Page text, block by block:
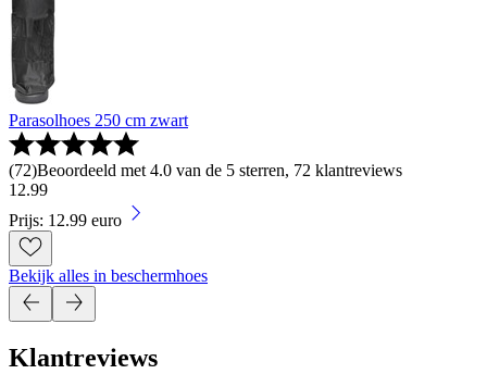
Parasolhoes 250 cm zwart
(72)Beoordeeld met 4.0 van de 5 sterren, 72 klantreviews
12.99
Prijs: 12.99 euro
Bekijk alles in beschermhoes
Klantreviews